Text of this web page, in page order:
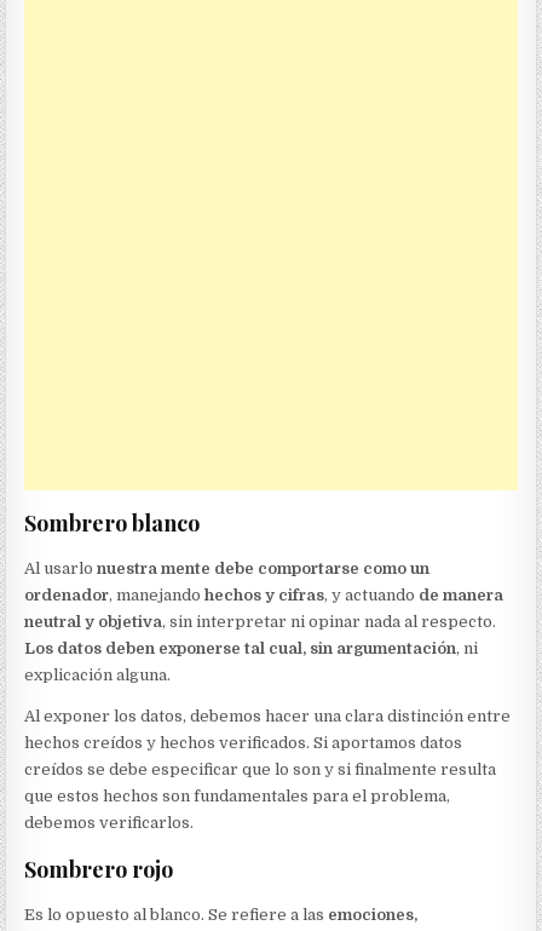
Sombrero blanco
Al usarlonuestra mente debe comportarse como un
ordenador, manejandohechos y cifras, y actuando de manera
neutral y objetiva, sin interpretar ni opinar nada al respecto.
Los datos deben exponerse tal cual, sin argumentación, ni
explicación alguna.
Al exponer los datos, debemos hacer una clara distinción entre
hechos creídos y hechos verificados. Si aportamos datos
creídos se debe especificar que lo son y si finalmente resulta
que estos hechos son fundamentales para el problema,
debemos verificarlos.
Sombrero rojo
Es lo opuesto al blanco. Se refiere a las emociones,